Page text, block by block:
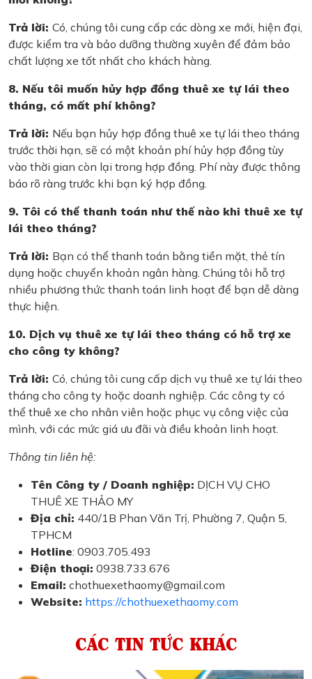
Trả lời: Có, chúng tôi cung cấp các dòng xe mới, hiện đại,
được kiểm tra và bảo dưỡng thường xuyên để đảm bảo
chất lượng xe tốt nhất cho khách hàng.
8. Nếu tôi muốn hủy hợp đồng thuê xe tự lái theo
tháng, có mất phí không?
Trả lời: Nếu bạn hủy hợp đồng thuê xe tự lái theo tháng
trước thời hạn, sẽ có một khoản phí hủy hợp đồng tùy
vào thời gian còn lại trong hợp đồng. Phí này được thông
báo rõ ràng trước khi bạn ký hợp đồng.
9. Tôi có thể thanh toán như thế nào khi thuê xe tự
lái theo tháng?
Trả lời: Bạn có thể thanh toán bằng tiền mặt, thẻ tín
dụng hoặc chuyển khoản ngân hàng. Chúng tôi hỗ trợ
nhiều phương thức thanh toán linh hoạt để bạn dễ dàng
thực hiện.
10. Dịch vụ thuê xe tự lái theo tháng có hỗ trợ xe
cho công ty không?
Trả lời: Có, chúng tôi cung cấp dịch vụ thuê xe tự lái theo
tháng cho công ty hoặc doanh nghiệp. Các công ty có
thể thuê xe cho nhân viên hoặc phục vụ công việc của
mình, với các mức giá ưu đãi và điều khoản linh hoạt.
Thông tin liên hệ:
Tên Công ty / Doanh nghiệp: DỊCH VỤ CHO
THUÊ XE THẢO MY
Địa chỉ: 440/1B Phan Văn Trị, Phường 7, Quận 5,
TPHCM
Hotline: 0903.705.493
Điện thoại: 0938.733.676
Email: chothuexethaomy@gmail.com
Website: https://chothuexethaomy.com
CÁC TIN TỨC KHÁC